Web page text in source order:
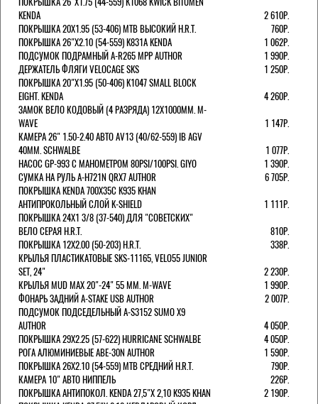
KENDA
2 610Р.
ПОКРЫШКА 20X1.95 (53-406) MTB ВЫСОКИЙ H.R.T.
760Р.
ПОКРЫШКА 26"Х2.10 (54-559) K831A KENDA
1 062Р.
ПОДСУМОК ПОДРАМНЫЙ A-R265 MPP AUTHOR
1 990Р.
ДЕРЖАТЕЛЬ ФЛЯГИ VELOCAGE SKS
1 250Р.
ПОКРЫШКА 20"Х1.95 (50-406) K1047 SMALL BLOCK
EIGHT. KENDA
4 260Р.
ЗАМОК ВЕЛО КОДОВЫЙ (4 РАЗРЯДА) 12Х1000ММ. M-
WAVE
1 147Р.
КАМЕРА 26" 1.50-2.40 АВТО AV13 (40/62-559) IB AGV
40MM. SCHWALBE
1 077Р.
НАСОС GP-993 С МАНОМЕТРОМ 80PSI/100PSI. GIYO
1 390Р.
СУМКА НА РУЛЬ A-H721N QRX7 AUTHOR
6 705Р.
ПОКРЫШКА KENDA 700Х35С K935 KHAN
АНТИПРОКОЛЬНЫЙ СЛОЙ K-SHIELD
1 111Р.
ПОКРЫШКА 24X1 3/8 (37-540) ДЛЯ "СОВЕТСКИХ"
ВЕЛО СЕРАЯ H.R.T.
810Р.
ПОКРЫШКА 12X2.00 (50-203) H.R.T.
338Р.
КРЫЛЬЯ ПЛАСТИКАТОВЫЕ SKS-11165, VELO55 JUNIOR
SET, 24"
2 230Р.
КРЫЛЬЯ MUD MAX 20"-24" 55 ММ. M-WAVE
1 990Р.
ФОНАРЬ ЗАДНИЙ A-STAKE USB AUTHOR
2 007Р.
ПОДСУМОК ПОДСЕДЕЛЬНЫЙ A-S3152 SUMO X9
AUTHOR
4 050Р.
ПОКРЫШКА 29X2.25 (57-622) HURRICANE SCHWALBE
4 050Р.
РОГА АЛЮМИНИЕВЫЕ ABE-30N AUTHOR
1 590Р.
ПОКРЫШКА 26X2.10 (54-559) MTB СРЕДНИЙ H.R.T.
790Р.
КАМЕРА 10" АВТО НИППЕЛЬ
226Р.
ПОКРЫШКА АНТИПОКОЛ. KENDA 27,5"Х 2,10 K935 KHAN
2 190Р.